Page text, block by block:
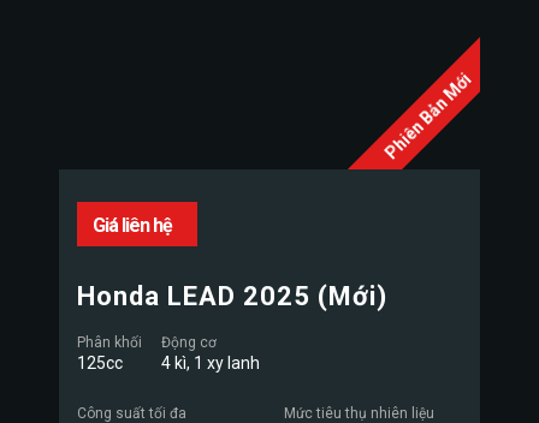
Phiên Bản Mới
Giá liên hệ
Honda LEAD 2025 (Mới)
Phân khối
125cc
Động cơ
4 kì, 1 xy lanh
Công suất tối đa Mức tiêu thụ nhiên liệu